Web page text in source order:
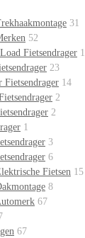
31
52
Fietsendrager 1
23
Fietsendrager 14
2
2
1
3
6
Fietsen 15
8
67
67